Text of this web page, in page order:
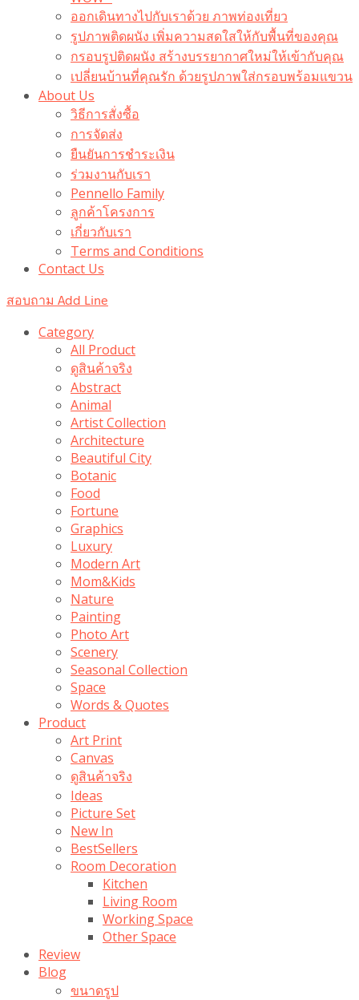
ออกเดินทางไปกับเราด้วย ภาพท่องเที่ยว
รูปภาพติดผนัง เพิ่มความสดใสให้กับพื้นที่ของคุณ
กรอบรูปติดผนัง สร้างบรรยากาศใหม่ให้เข้ากับคุณ
เปลี่ยนบ้านที่คุณรัก ด้วยรูปภาพใส่กรอบพร้อมแขวน​
About Us
วิธีการสั่งซื้อ
การจัดส่ง
ยืนยันการชำระเงิน
ร่วมงานกับเรา
Pennello Family
ลูกค้าโครงการ
เกี่ยวกับเรา
Terms and Conditions
Contact Us
สอบถาม Add Line
Category
All Product
ดูสินค้าจริง
Abstract
Animal
Artist Collection
Architecture
Beautiful City
Botanic
Food
Fortune
Graphics
Luxury
Modern Art
Mom&Kids
Nature
Painting
Photo Art
Scenery
Seasonal Collection
Space
Words & Quotes
Product
Art Print
Canvas
ดูสินค้าจริง
Ideas
Picture Set
New In
BestSellers
Room Decoration
Kitchen
Living Room
Working Space
Other Space
Review
Blog
ขนาดรูป